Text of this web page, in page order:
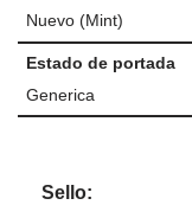
Nuevo (Mint)
Estado de portada
Generica
Sello: